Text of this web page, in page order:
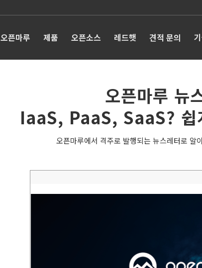
오픈마루 제품 오픈소스 레드햇 견적 문의
오픈마루 뉴
IaaS, PaaS, SaaS? 쉽
오픈마루에서 격주로 발행되는 뉴스레터로 알